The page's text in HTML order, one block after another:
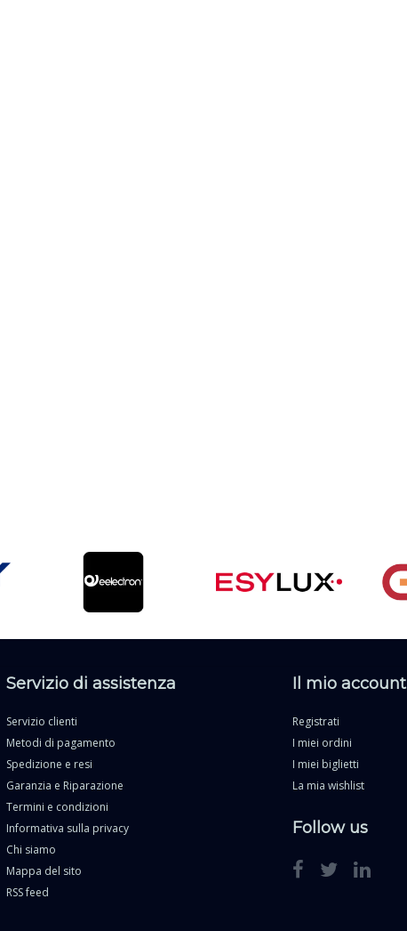
Servizio di assistenza
Servizio clienti
Metodi di pagamento
Spedizione e resi
Garanzia e Riparazione
Termini e condizioni
Informativa sulla privacy
Chi siamo
Mappa del sito
RSS feed
Il mio account
Registrati
I miei ordini
I miei biglietti
La mia wishlist
Follow us